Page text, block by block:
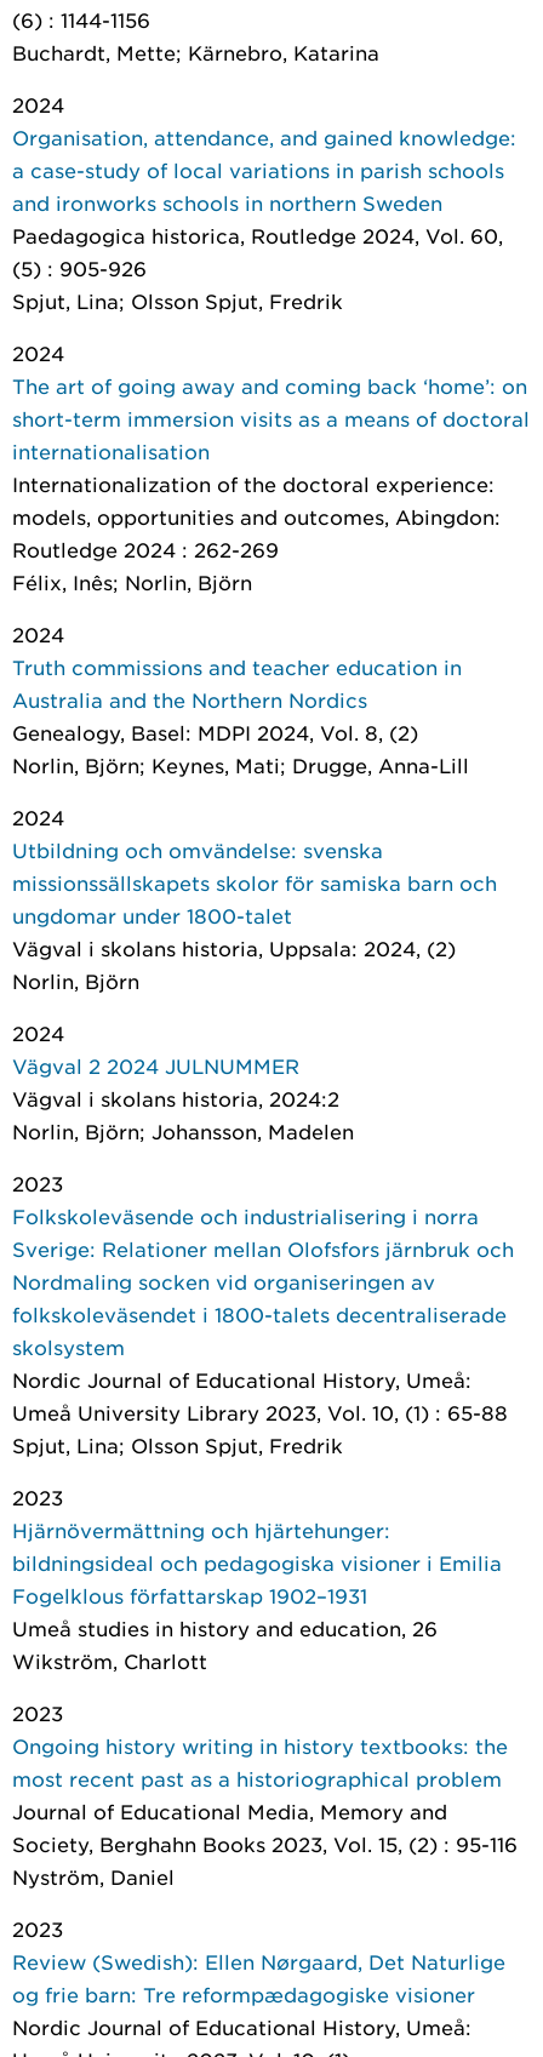
(6) : 1144-1156
Buchardt, Mette; Kärnebro, Katarina
2024
Organisation, attendance, and gained knowledge:
a case-study of local variations in parish schools
and ironworks schools in northern Sweden
Paedagogica historica, Routledge 2024, Vol. 60,
(5) : 905-926
Spjut, Lina; Olsson Spjut, Fredrik
2024
The art of going away and coming back ‘home’: on
short-term immersion visits as a means of doctoral
internationalisation
Internationalization of the doctoral experience:
models, opportunities and outcomes, Abingdon:
Routledge 2024 : 262-269
Félix, Inês; Norlin, Björn
2024
Truth commissions and teacher education in
Australia and the Northern Nordics
Genealogy, Basel: MDPI 2024, Vol. 8, (2)
Norlin, Björn; Keynes, Mati; Drugge, Anna-Lill
2024
Utbildning och omvändelse: svenska
missionssällskapets skolor för samiska barn och
ungdomar under 1800-talet
Vägval i skolans historia, Uppsala: 2024, (2)
Norlin, Björn
2024
Vägval 2 2024 JULNUMMER
Vägval i skolans historia, 2024:2
Norlin, Björn; Johansson, Madelen
2023
Folkskoleväsende och industrialisering i norra
Sverige: Relationer mellan Olofsfors järnbruk och
Nordmaling socken vid organiseringen av
folkskoleväsendet i 1800-talets decentraliserade
skolsystem
Nordic Journal of Educational History, Umeå:
Umeå University Library 2023, Vol. 10, (1) : 65-88
Spjut, Lina; Olsson Spjut, Fredrik
2023
Hjärnövermättning och hjärtehunger:
bildningsideal och pedagogiska visioner i Emilia
Fogelklous författarskap 1902–1931
Umeå studies in history and education, 26
Wikström, Charlott
2023
Ongoing history writing in history textbooks: the
most recent past as a historiographical problem
Journal of Educational Media, Memory and
Society, Berghahn Books 2023, Vol. 15, (2) : 95-116
Nyström, Daniel
2023
Review (Swedish): Ellen Nørgaard, Det Naturlige
og frie barn: Tre reformpædagogiske visioner
Nordic Journal of Educational History, Umeå: